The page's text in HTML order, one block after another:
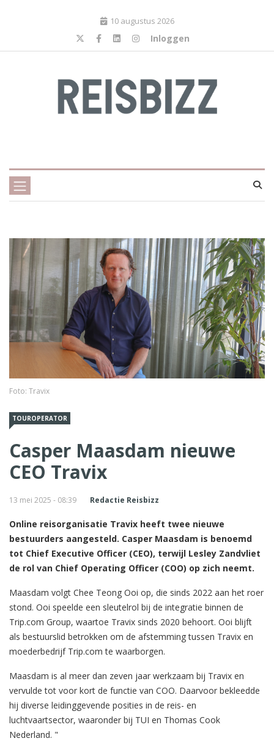
10 augustus 2026
Inloggen
Foto: Travix
TOUROPERATOR
Casper Maasdam nieuwe
CEO Travix
13 mei 2025 - 08:39 Redactie Reisbizz
Online reisorganisatie Travix heeft twee nieuwe
bestuurders aangesteld. Casper Maasdam is benoemd
tot Chief Executive Officer (CEO), terwijl Lesley Zandvliet
de rol van Chief Operating Officer (COO) op zich neemt.
Maasdam volgt Chee Teong Ooi op, die sinds 2022 aan het roer
stond. Ooi speelde een sleutelrol bij de integratie binnen de
Trip.com Group, waartoe Travix sinds 2020 behoort. Ooi blijft
als bestuurslid betrokken om de afstemming tussen Travix en
moederbedrijf Trip.com te waarborgen.
Maasdam is al meer dan zeven jaar werkzaam bij Travix en
vervulde tot voor kort de functie van COO. Daarvoor bekleedde
hij diverse leidinggevende posities in de reis- en
luchtvaartsector, waaronder bij TUI en Thomas Cook
Nederland. "